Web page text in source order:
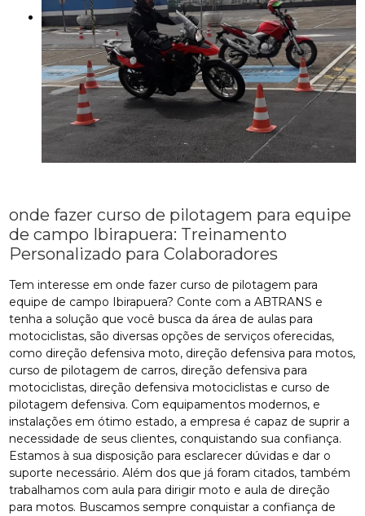
onde fazer curso de pilotagem para equipe
de campo Ibirapuera: Treinamento
Personalizado para Colaboradores
Tem interesse em onde fazer curso de pilotagem para
equipe de campo Ibirapuera? Conte com a ABTRANS e
tenha a solução que você busca da área de aulas para
motociclistas, são diversas opções de serviços oferecidas,
como direção defensiva moto, direção defensiva para motos,
curso de pilotagem de carros, direção defensiva para
motociclistas, direção defensiva motociclistas e curso de
pilotagem defensiva. Com equipamentos modernos, e
instalações em ótimo estado, a empresa é capaz de suprir a
necessidade de seus clientes, conquistando sua confiança.
Estamos à sua disposição para esclarecer dúvidas e dar o
suporte necessário. Além dos que já foram citados, também
trabalhamos com aula para dirigir moto e aula de direção
para motos. Buscamos sempre conquistar a confiança de